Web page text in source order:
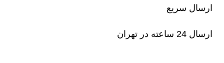
ارسال سریع
ارسال 24 ساعته در تهران